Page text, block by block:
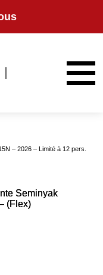
– 2026 – Limité à 12 pers.